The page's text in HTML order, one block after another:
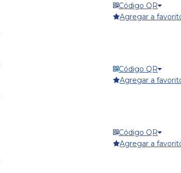
Código QR
Agregar a
Código QR
Agregar a
Código QR
Agregar a